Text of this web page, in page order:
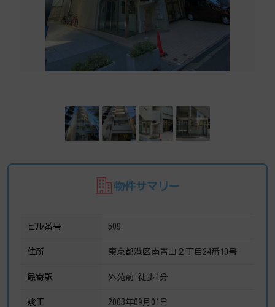
物件サマリー
ビル番号 509
住所 東京都港区南青山２丁目24番10号
最寄駅 外苑前 徒歩1分
竣工 2003年09月01日